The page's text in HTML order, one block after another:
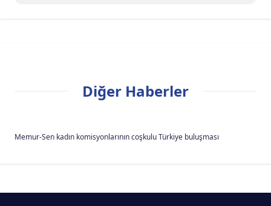
Diğer Haberler
Memur-Sen kadın komisyonlarının coşkulu Türkiye buluşması